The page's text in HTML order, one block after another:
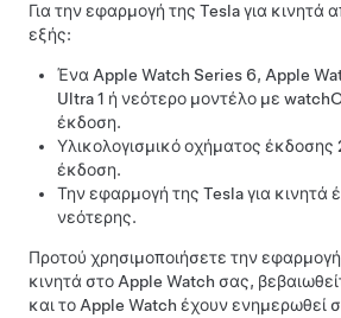
Για την εφαρμογή της Tesla για κινητά
εξής:
Ένα Apple Watch Series 6, Apple
Ultra 1 ή νεότερο μοντέλο με
έκδοση.
Υλικολογισμικό οχήματος
έκδοση.
Την εφαρμογή της Tesla για κινητά
νεότερης.
Προτού χρησιμοποιήσετε την εφαρμογή
κινητά στο Apple Watch σας,
και το Apple Watch έχουν ενημερωθεί